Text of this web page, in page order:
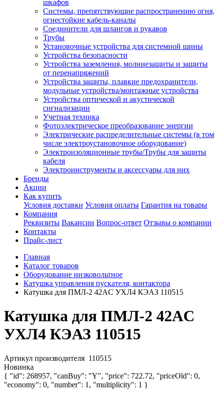
шкафов
Системы, препятствующие распространению огня,
огнестойкие кабель-каналы
Соединители для шлангов и рукавов
Трубы
Установочные устройства для системной шины
Устройства безопасности
Устройства заземления, молниезащиты и защиты
от перенапряжений
Устройства защиты, плавкие предохранители,
модульные устройства/монтажные устройства
Устройства оптической и акустической
сигнализации
Учетная техника
Фотоэлектрическое преобразование энергии
Электрические распределительные системы (в том
числе электроустановочное оборудование)
Электроизоляционные трубы/Трубы для защиты
кабеля
Электроинструменты и аксессуары для них
Бренды
Акции
Как купить
Условия доставки Условия оплаты Гарантия на товары
Компания
Реквизиты Вакансии Вопрос-ответ Отзывы о компании
Контакты
Прайс-лист
Главная
Каталог товаров
Оборудование низковольтное
Катушка управления пускателя, контактора
Катушка для ПМЛ-2 42AC УХЛ4 КЭАЗ 110515
Катушка для ПМЛ-2 42AC
УХЛ4 КЭАЗ 110515
Артикул производителя 110515
Новинка
{ "id": 268957, "canBuy": "Y", "price": 722.72, "priceOld": 0,
"economy": 0, "number": 1, "multiplicity": 1 }